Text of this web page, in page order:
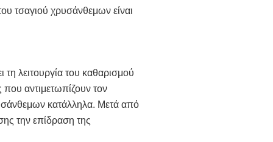
τσαγιού χρυσάνθεμων είναι
λειτουργία του καθαρισμού
αντιμετωπίζουν τον
κατάλληλα. Μετά από
την επίδραση της